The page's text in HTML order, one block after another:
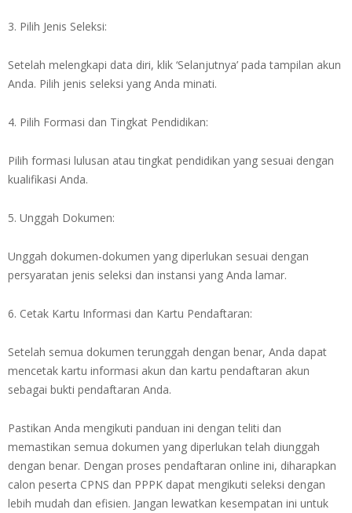
3. Pilih Jenis Seleksi:
Setelah melengkapi data diri, klik ‘Selanjutnya’ pada tampilan akun
Anda. Pilih jenis seleksi yang Anda minati.
4. Pilih Formasi dan Tingkat Pendidikan:
Pilih formasi lulusan atau tingkat pendidikan yang sesuai dengan
kualifikasi Anda.
5. Unggah Dokumen:
Unggah dokumen-dokumen yang diperlukan sesuai dengan
persyaratan jenis seleksi dan instansi yang Anda lamar.
6. Cetak Kartu Informasi dan Kartu Pendaftaran:
Setelah semua dokumen terunggah dengan benar, Anda dapat
mencetak kartu informasi akun dan kartu pendaftaran akun
sebagai bukti pendaftaran Anda.
Pastikan Anda mengikuti panduan ini dengan teliti dan
memastikan semua dokumen yang diperlukan telah diunggah
dengan benar. Dengan proses pendaftaran online ini, diharapkan
calon peserta CPNS dan PPPK dapat mengikuti seleksi dengan
lebih mudah dan efisien. Jangan lewatkan kesempatan ini untuk